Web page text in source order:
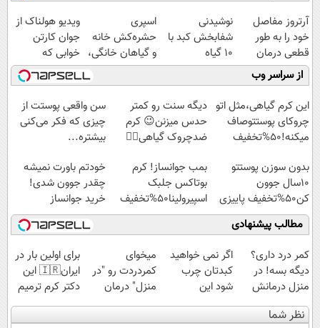
آرتروز مفاصل
خود را به طور
قطعی درمان
کنید!
◗پرسش‌نامه◖
نوشیدنی
شفابخش کبد با
10 گیاه
موثر(تخفیف تا
امشب)
اسپری
حشره‌کش خانه
و گیاهان خانگی،
نابودکننده انواع
حشرات خانگی و
آفات
ویدیو هولناک از
جوان کارتن
خوابی که
میلیاردر شد.
آموزش رایگان
از سراسر وب
این کرم گیاهی،مثل اتو
چروکای پوستتوصاف
میکنه!50%تخفیف
دیگه سنت رو کمتر
حدس میزنن😉 کرم
ضدچروک گیاهی👈🏻
سن واقعی پوستت از
چیزی که فکر می‌کنی
بیشتره...
بدون سوزن پوستتو
10سال جوون
کن50%تخفیف پاییزی
بمب جوانساز! کرم
بوتاکس جلبک
اسپیرولینا50%تخفیف
خودتم باورت نمیشه
چقدر جوون شدی!
خرید جوانساز
اسپیرولینا با تخفیف
ویژه
مطالب پیشنهادی
کمر درد داری؟
دیگه بسه! در
منزل درمانش
کن
(◀پرسش‌نامه)
اگر نمی خواهید
کبدتان چرب
شود این
نوشیدنی خوش
طعم را بنوشید
میخوای
کمردردت رو "در
منزل" درمان
کنی؟ (◂فیلم +
◂پرسش‌نامه)
برای اولین بار در
ایران🇮🇷 این
دکتر کرم ترمیم
کننده 23 روزه
ساخت!
نظر شما